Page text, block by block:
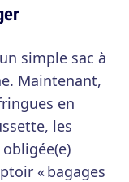
simple sac à
Maintenant,
en
les
« bagages